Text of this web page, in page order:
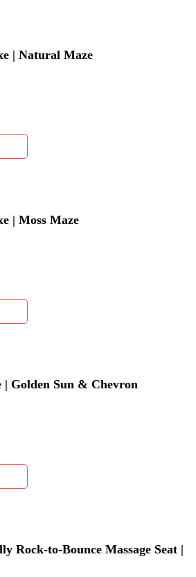
| Natural Maze
| Moss Maze
Golden Sun & Chevron
Rock-to-Bounce Massage Seat |